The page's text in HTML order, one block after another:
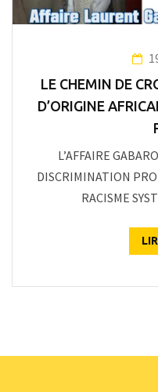
LE CHEMIN DE
D’ORIGINE
L’AFFAIRE
DISCRIMINATION
RACISME